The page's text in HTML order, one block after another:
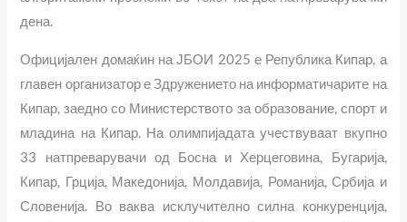
дена.
Официјален домаќин на ЈБОИ 2025 е Република Кипар, а
главен организатор е Здружението на информатичарите на
Кипар, заедно со Министерството за образование, спорт и
младина на Кипар. На олимпијадата учествуваат вкупно
33 натпреварувачи од Босна и Херцеговина, Бугарија,
Кипар, Грција, Македонија, Молдавија, Романија, Србија и
Словенија. Во ваква исклучително силна конкуренција,